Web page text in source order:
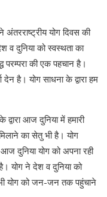
योग दिवस की
व दुनिया को स्वस्थता का
परम्परा की एक पहचान है।
देन है। योग साधना के द्वारा हम
आज दुनिया में हमारी
का सेतु भी है। योग
दुनिया योग को अपना रही
योग ने देश व दुनिया को
भी योग को जन-जन तक पहुंचाने